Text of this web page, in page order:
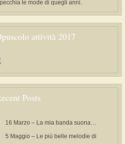
le mode di quegli anni.
attività 2017
Posts
16 Marzo – La mia banda suona…
5 Maggio – Le più belle melodie di